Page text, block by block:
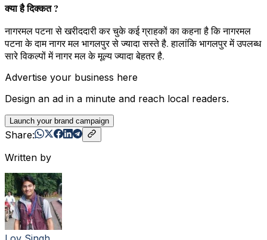
क्या है दिक्कत ?
नागरमल पटना से खरीददारी कर चुके कई ग्राहकों का कहना है कि नागरमल
पटना के दाम नागर मल भागलपुर से ज्यादा सस्ते है. हालांकि भागलपुर में उपलब्ध
सारे विकल्पों में नागर मल के मूल्य ज्यादा बेहतर है.
Advertise your business here
Design an ad in a minute and reach local readers.
Launch your brand campaign
Share:
Written by